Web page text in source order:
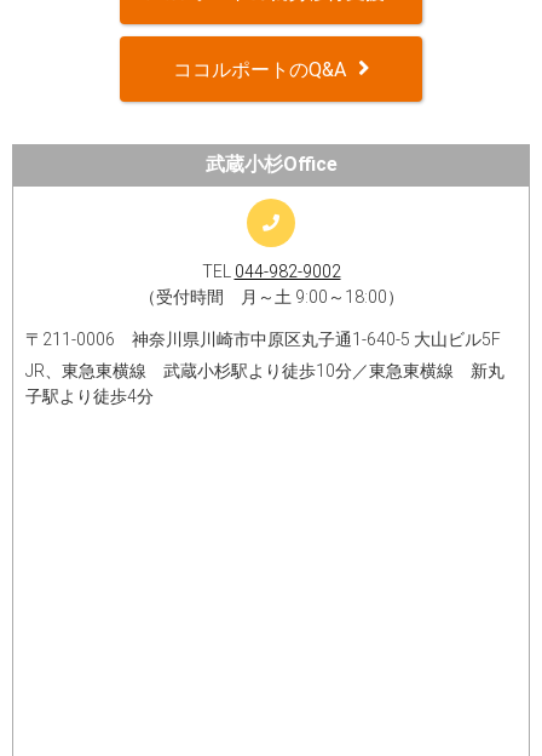
ココルポートのQ&A
武蔵小杉Office
TEL 044-982-9002
（受付時間 月～土 9:00～18:00）
〒211-0006 神奈川県川崎市中原区丸子通1-640-5 大山ビル5F
JR、東急東横線 武蔵小杉駅より徒歩10分／東急東横線 新丸
子駅より徒歩4分